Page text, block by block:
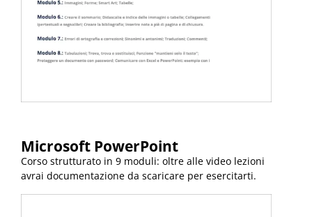
Microsoft PowerPoint
Corso strutturato in 9 moduli: oltre alle video lezioni
avrai documentazione da scaricare per esercitarti.